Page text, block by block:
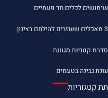
שימושים לכלים חד פעמיים
3 מאכלים שעוזרים להילחם בצינון
סדרת קטניות מגוונת
עוגת גבינה בטעמים
תת קטגוריות